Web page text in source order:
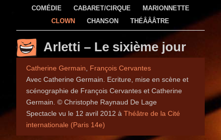
COMÉDIE
CABARET/CIRQUE
MARIONNETTE
CLOWN
CHANSON THÉÂÂÂTRE
Arletti – Le sixième jour
Catherine Germain
François Cervantes
Avec Catherine Germain. Ecriture, mise en scène et
scénographie de François Cervantes et Catherine
Germain. © Christophe Raynaud De Lage
Spectacle vu le 12 avril 2012 àThéâtre de la Cité
internationale (Paris 14e)